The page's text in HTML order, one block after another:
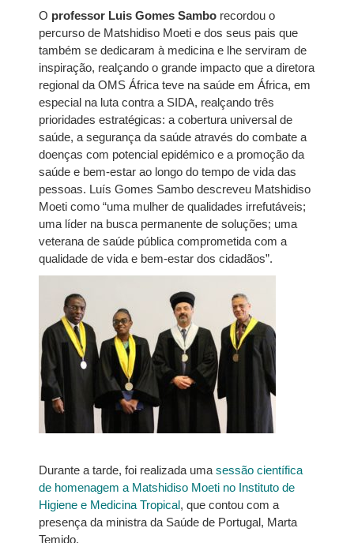
O professor Luis Gomes Samborecordou o
percurso de Matshidiso Moeti e dos seus pais que
também se dedicaram à medicina e lhe serviram de
inspiração, realçando o grande impacto que a diretora
regional da OMS África teve na saúde em África, em
especial na luta contra a SIDA, realçando três
prioridades estratégicas: a cobertura universal de
saúde, a segurança da saúde através do combate a
doenças com potencial epidémico e a promoção da
saúde e bem-estar ao longo do tempo de vida das
pessoas. Luís Gomes Sambo descreveu Matshidiso
Moeti como “uma mulher de qualidades irrefutáveis;
uma líder na busca permanente de soluções; uma
veterana de saúde pública comprometida com a
qualidade de vida e bem-estar dos cidadãos”.
Durante a tarde, foi realizada uma sessão científica
de homenagem a Matshidiso Moeti no Instituto de
Higiene e Medicina Tropical, que contou com a
presença da ministra da Saúde de Portugal, Marta
Temido.